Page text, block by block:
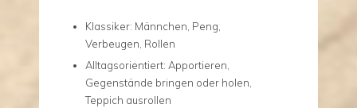
Klassiker: Männchen, Peng,
Verbeugen, Rollen
Alltagsorientiert: Apportieren,
Gegenstände bringen oder holen,
Teppich ausrollen